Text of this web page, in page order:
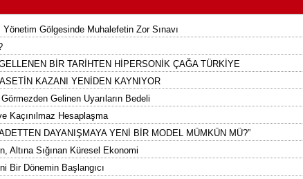
Gölgesinde Muhalefetin Zor Sınavı
BİR TARİHTEN HİPERSONİK ÇAĞA TÜRKİYE
KAZANI YENİDEN KAYNIYOR
Gelinen Uyarıların Bedeli
Kaçınılmaz Hesaplaşma
DAYANIŞMAYA YENİ BİR MODEL MÜMKÜN MÜ?”
Altına Sığınan Küresel Ekonomi
Bir Dönemin Başlangıcı